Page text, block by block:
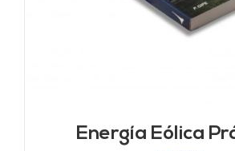
Energía Eólica